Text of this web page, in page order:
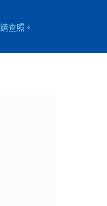
查照。